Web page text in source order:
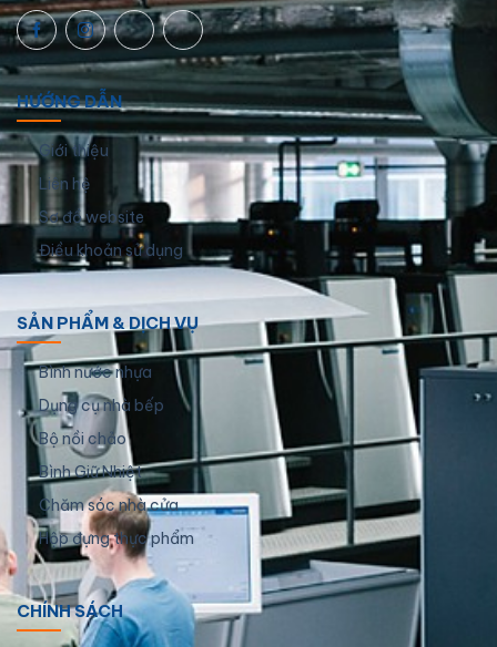
HƯỚNG DẪN
Giới thiệu
Liên hệ
Sơ đồ website
Điều khoản sử dụng
SẢN PHẨM & DỊCH VỤ
Bình nước nhựa
Dụng cụ nhà bếp
Bộ nồi chảo
Bình Giữ Nhiệt
Chăm sóc nhà cửa
Hộp đựng thực phẩm
CHÍNH SÁCH